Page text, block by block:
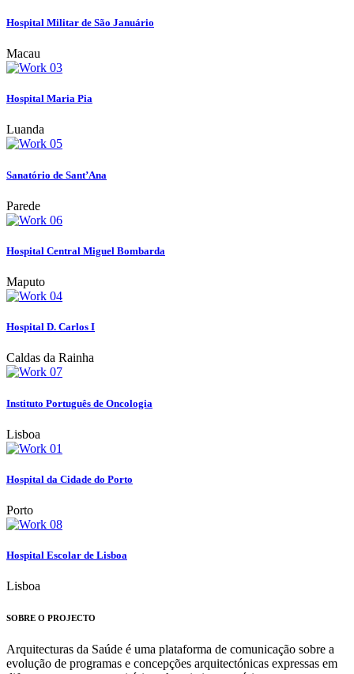
Hospital Militar de São Januário
Macau
Hospital Maria Pia
Luanda
Sanatório de Sant’Ana
Parede
Hospital Central Miguel Bombarda
Maputo
Hospital D. Carlos I
Caldas da Rainha
Instituto Português de Oncologia
Lisboa
Hospital da Cidade do Porto
Porto
Hospital Escolar de Lisboa
Lisboa
SOBRE O PROJECTO
Arquitecturas da Saúde é uma plataforma de comunicação sobre a
evolução de programas e concepções arquitectónicas expressas em